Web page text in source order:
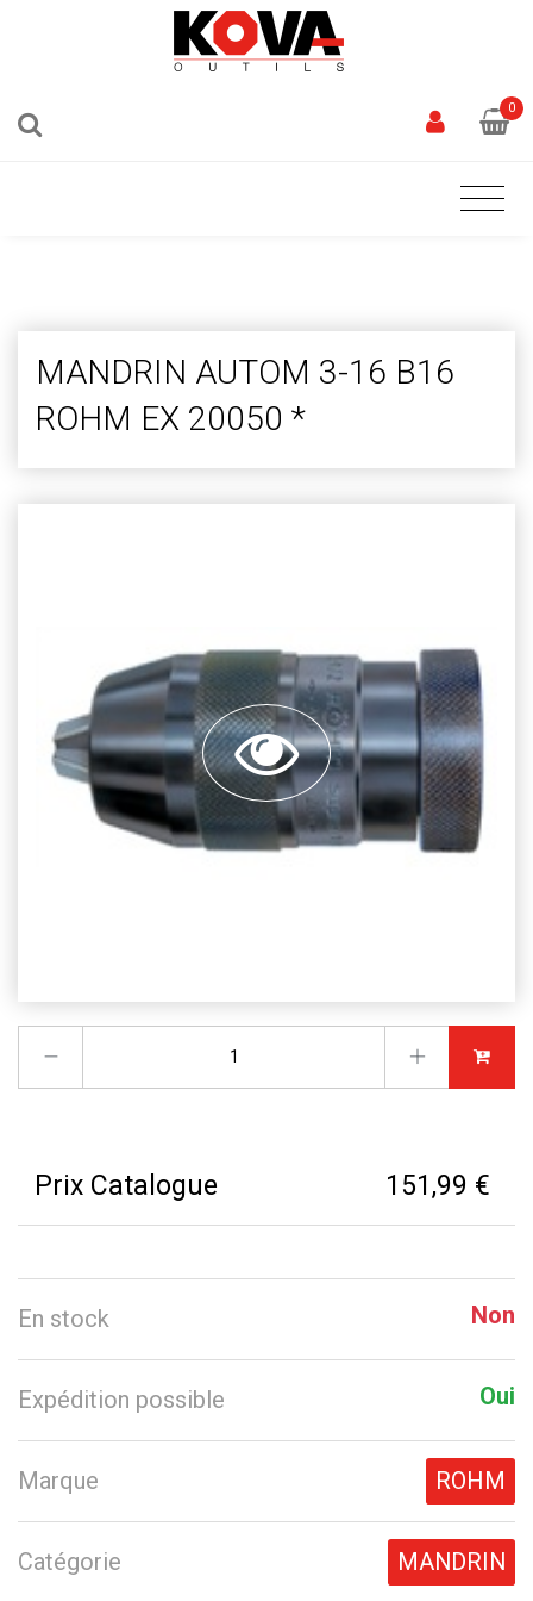
0
MANDRIN AUTOM 3-16 B16
ROHM EX 20050 *
Prix Catalogue 151,99 €
En stock Non
Expédition possible Oui
Marque ROHM
Catégorie MANDRIN